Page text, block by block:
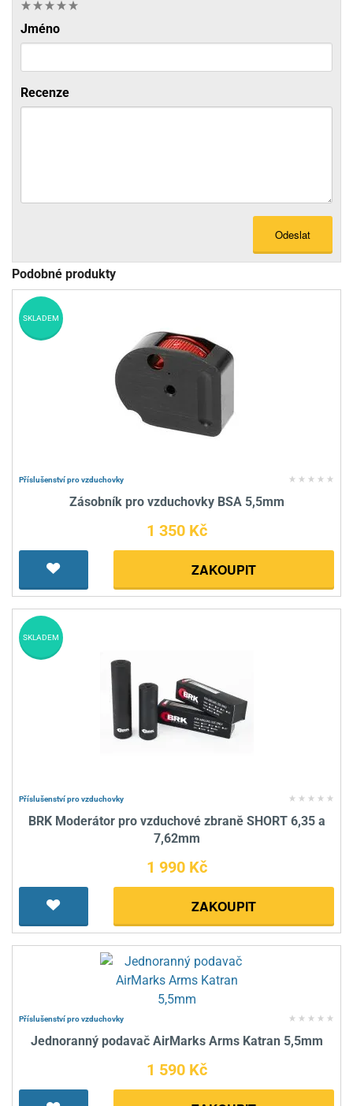
Jméno
Recenze
Odeslat
Podobné produkty
Příslušenství pro vzduchovky
Zásobník pro vzduchovky BSA 5,5mm
1 350 Kč
ZAKOUPIT
SKLADEM
Příslušenství pro vzduchovky
BRK Moderátor pro vzduchové zbraně SHORT 6,35 a
7,62mm
1 990 Kč
ZAKOUPIT
SKLADEM
Příslušenství pro vzduchovky
Jednoranný podavač AirMarks Arms Katran 5,5mm
1 590 Kč